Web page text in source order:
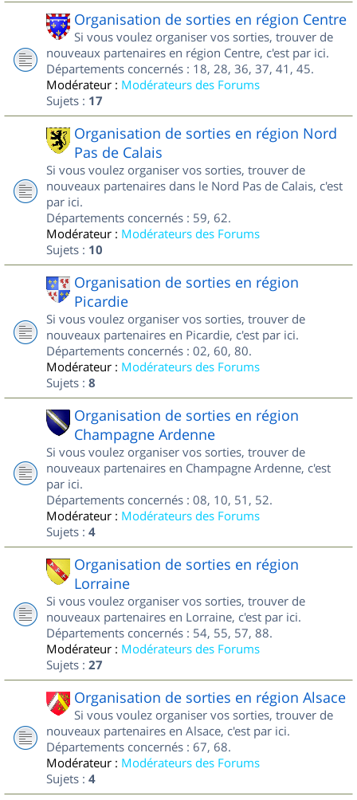
Organisation de sorties en région Centre
Si vous voulez organiser vos sorties, trouver de
nouveaux partenaires en région Centre, c'est par ici.
Départements concernés : 18, 28, 36, 37, 41, 45.
Modérateur : Modérateurs des Forums
Sujets : 17
Organisation de sorties en région Nord
Pas de Calais
Si vous voulez organiser vos sorties, trouver de
nouveaux partenaires dans le Nord Pas de Calais, c'est
par ici.
Départements concernés : 59, 62.
Modérateur : Modérateurs des Forums
Sujets : 10
Organisation de sorties en région
Picardie
Si vous voulez organiser vos sorties, trouver de
nouveaux partenaires en Picardie, c'est par ici.
Départements concernés : 02, 60, 80.
Modérateur : Modérateurs des Forums
Sujets : 8
Organisation de sorties en région
Champagne Ardenne
Si vous voulez organiser vos sorties, trouver de
nouveaux partenaires en Champagne Ardenne, c'est
par ici.
Départements concernés : 08, 10, 51, 52.
Modérateur : Modérateurs des Forums
Sujets : 4
Organisation de sorties en région
Lorraine
Si vous voulez organiser vos sorties, trouver de
nouveaux partenaires en Lorraine, c'est par ici.
Départements concernés : 54, 55, 57, 88.
Modérateur : Modérateurs des Forums
Sujets : 27
Organisation de sorties en région Alsace
Si vous voulez organiser vos sorties, trouver de
nouveaux partenaires en Alsace, c'est par ici.
Départements concernés : 67, 68.
Modérateur : Modérateurs des Forums
Sujets : 4